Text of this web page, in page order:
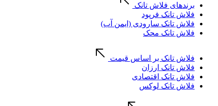
برندهای فلاش تانک
فلاش تانک فرپود
فلاش تانک سارودی (ایمن آب)
فلاش تانک محک
فلاش تانک بر اساس قیمت
فلاش تانک ارزان
فلاش تانک اقتصادی
فلاش تانک لوکس